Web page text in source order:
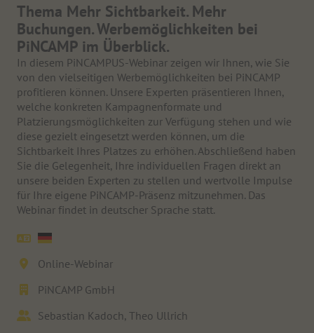
Thema Mehr Sichtbarkeit. Mehr
Buchungen. Werbemöglichkeiten bei
PiNCAMP im Überblick.
In diesem PiNCAMPUS-Webinar zeigen wir Ihnen, wie Sie
von den vielseitigen Werbemöglichkeiten bei PiNCAMP
profitieren können. Unsere Experten präsentieren Ihnen,
welche konkreten Kampagnenformate und
Platzierungsmöglichkeiten zur Verfügung stehen und wie
diese gezielt eingesetzt werden können, um die
Sichtbarkeit Ihres Platzes zu erhöhen. Abschließend haben
Sie die Gelegenheit, Ihre individuellen Fragen direkt an
unsere beiden Experten zu stellen und wertvolle Impulse
für Ihre eigene PiNCAMP-Präsenz mitzunehmen. Das
Webinar findet in deutscher Sprache statt.
Online-Webinar
PiNCAMP GmbH
Sebastian Kadoch, Theo Ullrich